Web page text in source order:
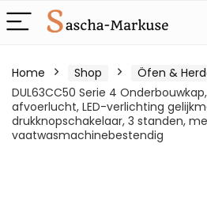
Home Shop Öfen &
DUL63CC50 Serie 4
afvoerlucht, LED-verlichting
drukknopschakelaar, 3 standen,
vaatwasmachinebestendig